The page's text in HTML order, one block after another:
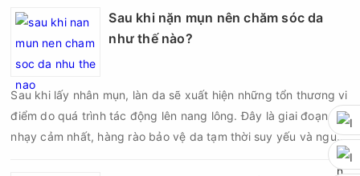
nên nghiêm trọng hơn, làm tăng nguy cơ nhiễm trùng, để lại
thâm hoặc sẹo khó phục hồi.
Sau khi nặn mụn nên chăm sóc da
như thế nào?
Sau khi lấy nhân mụn, làn da sẽ xuất hiện những tổn thương vi
điểm do quá trình tác động lên nang lông. Đây là giai đoạn da
nhạy cảm nhất, hàng rào bảo vệ da tạm thời suy yếu và nguy
cơ viêm nhiễm, thâm sau mụn hoặc hình thành sẹo sẽ tăng lên